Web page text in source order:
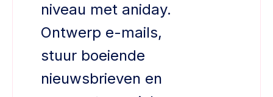
niveau met aniday.
Ontwerp e-mails,
stuur boeiende
nieuwsbrieven en